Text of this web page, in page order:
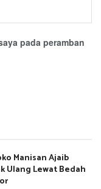
pada peramban
Manisan Ajaib
Ulang Lewat Bedah